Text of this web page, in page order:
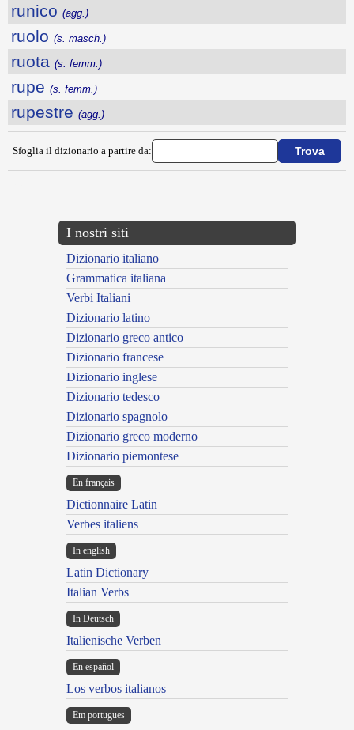
runico (agg.)
ruolo (s. masch.)
ruota (s. femm.)
rupe (s. femm.)
rupestre (agg.)
Sfoglia il dizionario a partire da:
I nostri siti
Dizionario italiano
Grammatica italiana
Verbi Italiani
Dizionario latino
Dizionario greco antico
Dizionario francese
Dizionario inglese
Dizionario tedesco
Dizionario spagnolo
Dizionario greco moderno
Dizionario piemontese
En français
Dictionnaire Latin
Verbes italiens
In english
Latin Dictionary
Italian Verbs
In Deutsch
Italienische Verben
En español
Los verbos italianos
Em portugues